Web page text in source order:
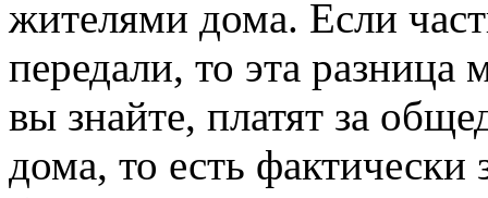
жителями дома. Если
передали, то эта
вы знайте, платят за
дома, то есть фактически